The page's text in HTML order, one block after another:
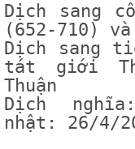
Dịch sang
(652-710)
Dịch sang
tát giới
Thuận
Dịch
nhật: 26/4/